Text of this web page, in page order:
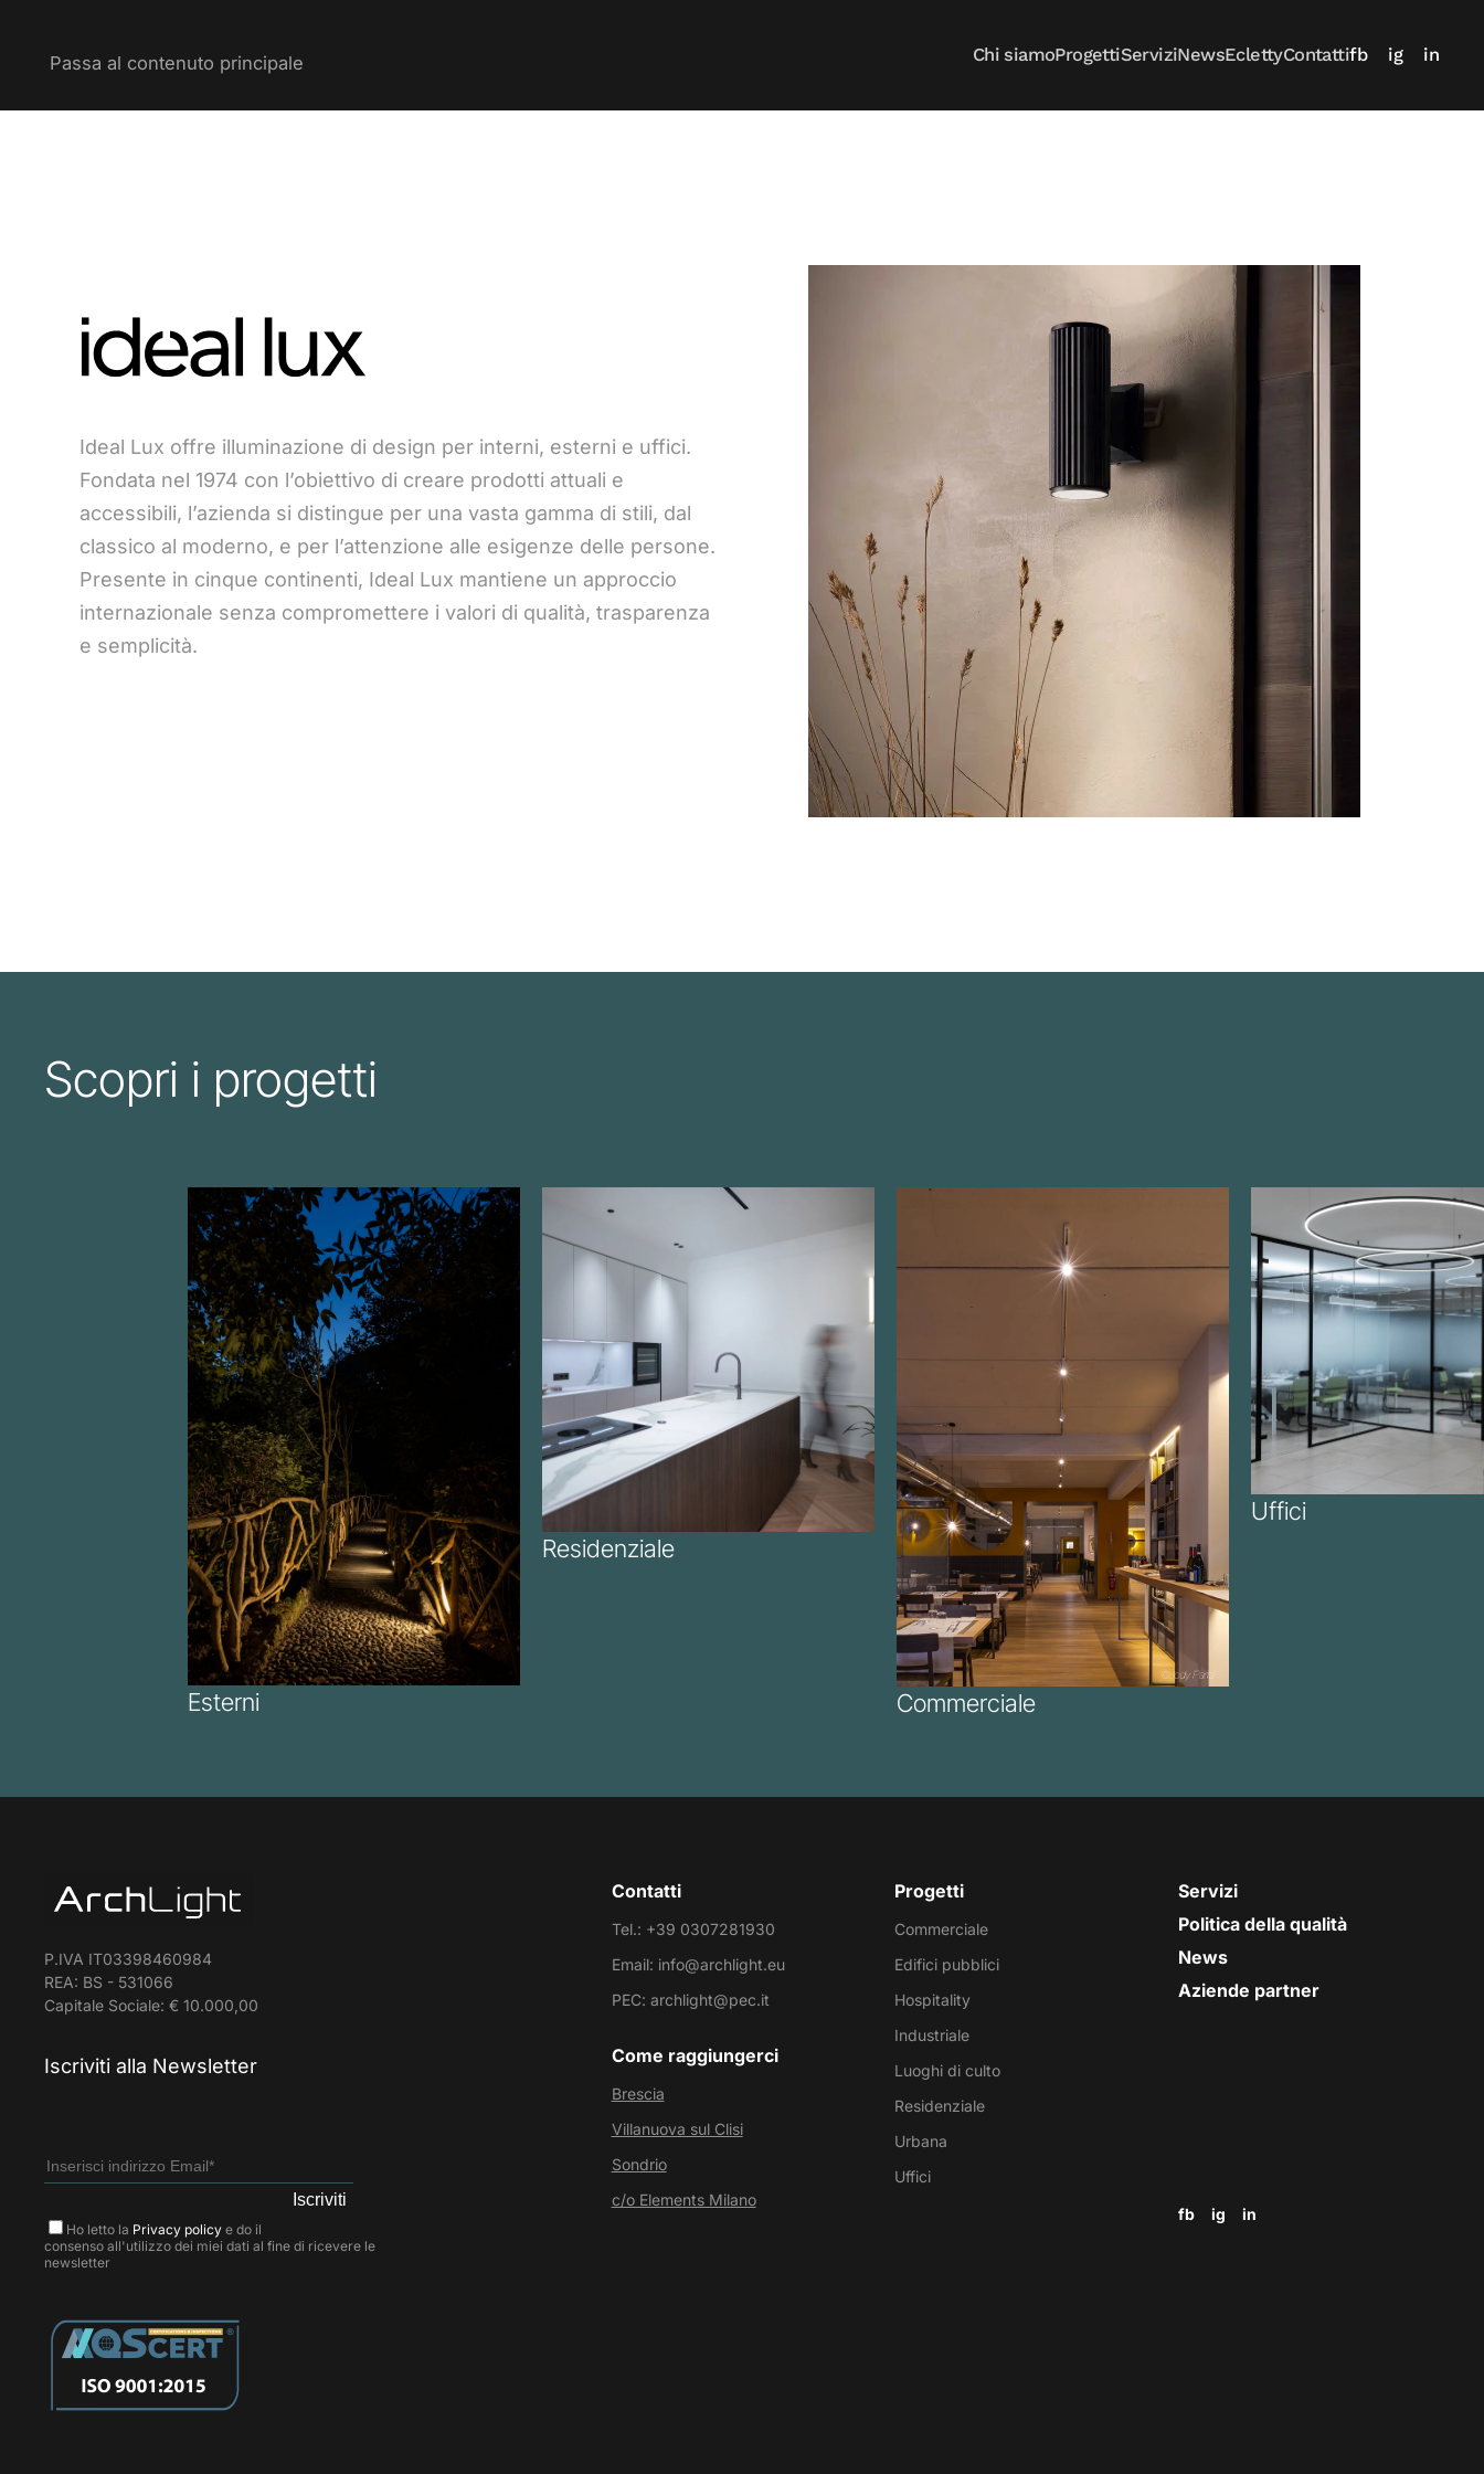
Passa al contenuto principale Chi siamoProgettiServiziNewsEclettyContattifb ig in
Ideal Lux offre illuminazione di design per interni, esterni e uffici.
Fondata nel 1974 con l’obiettivo di creare prodotti attuali e
accessibili, l’azienda si distingue per una vasta gamma di stili, dal
classico al moderno, e per l’attenzione alle esigenze delle persone.
Presente in cinque continenti, Ideal Lux mantiene un approccio
internazionale senza compromettere i valori di qualità, trasparenza
e semplicità.
Scopri i progetti
Esterni
Residenziale
Commerciale
Uffici
P.IVA IT03398460984
REA: BS - 531066
Capitale Sociale: € 10.000,00
Iscriviti alla Newsletter
Ho letto la Privacy policy e do il
consenso all'utilizzo dei miei dati al fine di ricevere le
newsletter
Contatti
Tel.: +39 0307281930
Email: info@archlight.eu
PEC: archlight@pec.it
Come raggiungerci
Brescia
Villanuova sul Clisi
Sondrio
c/o Elements Milano
Progetti
Commerciale
Edifici pubblici
Hospitality
Industriale
Luoghi di culto
Residenziale
Urbana
Uffici
Servizi
Politica della qualità
News
Aziende partner
fb ig in